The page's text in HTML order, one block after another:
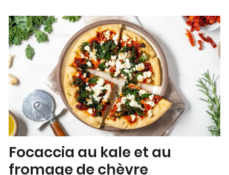
Focaccia au kale et au
fromage de chèvre